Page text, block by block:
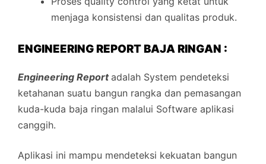
menjaga konsistensi dan qualitas produk.
ENGINEERING REPORT BAJA RINGAN :
Engineering Reportadalah System pendeteksi
ketahanan suatu bangun rangka dan pemasangan
kuda-kuda baja ringan malalui Software aplikasi
canggih.
Aplikasi ini mampu mendeteksi kekuatan bangun